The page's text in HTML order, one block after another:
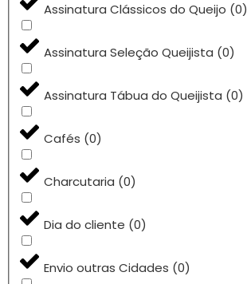
Assinatura Clássicos do Queijo (0)
Assinatura Seleção Queijista (0)
Assinatura Tábua do Queijista (0)
Cafés (0)
Charcutaria (0)
Dia do cliente (0)
Envio outras Cidades (0)